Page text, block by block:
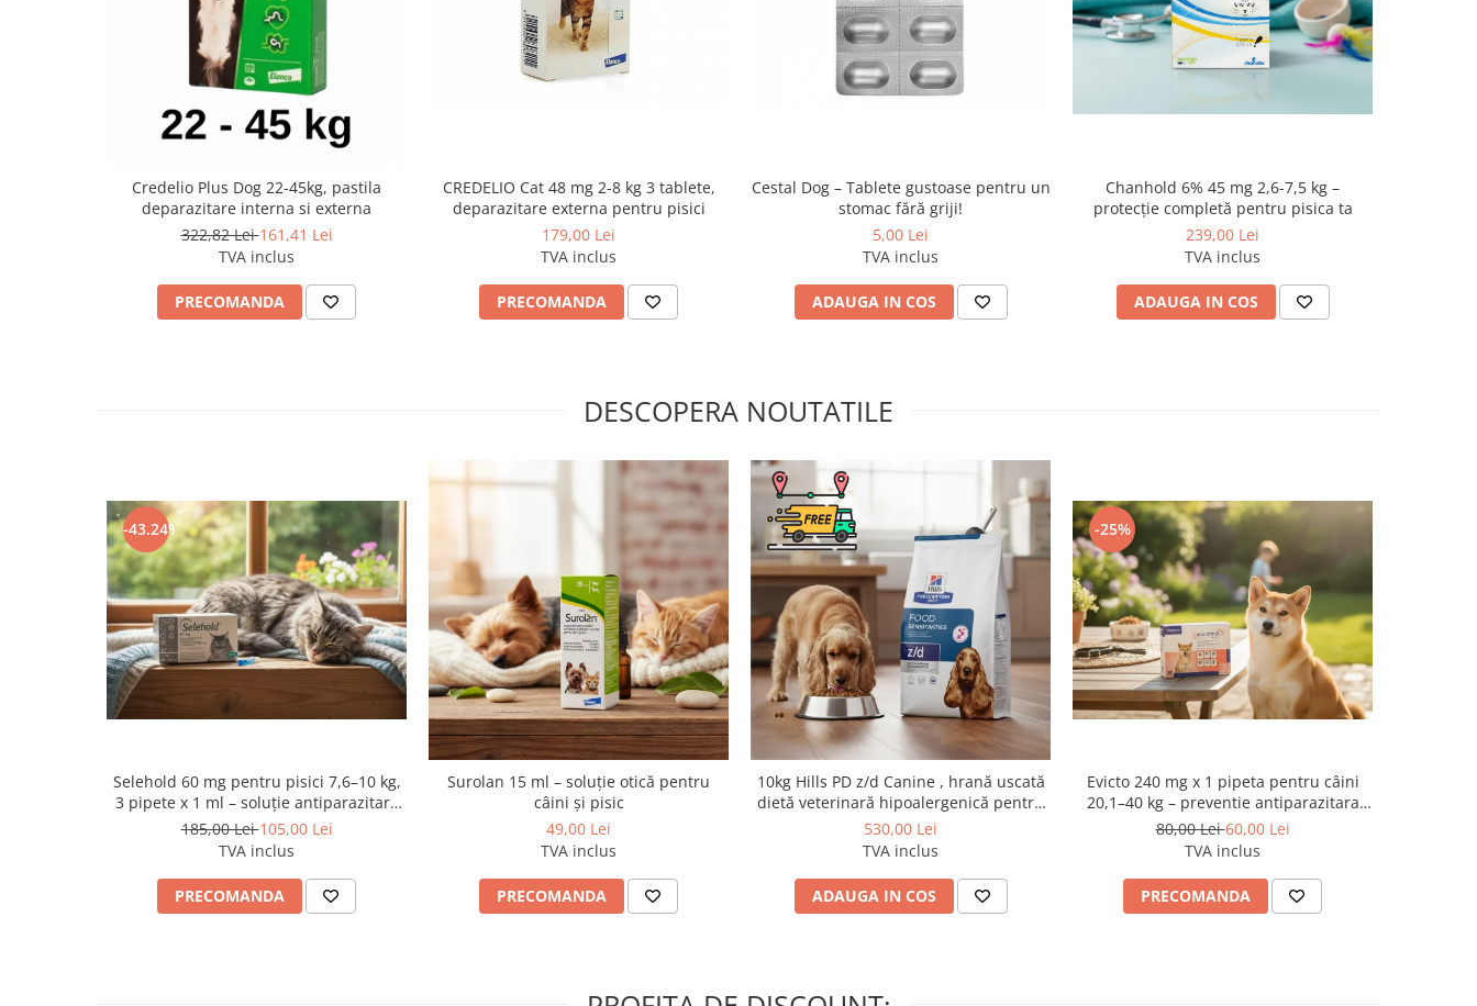
Credelio Plus Dog 22-45kg, pastila
deparazitare interna si externa
322,82 Lei161,41 Lei
TVA inclus
PRECOMANDA
CREDELIO Cat 48 mg 2-8 kg 3 tablete,
deparazitare externa pentru pisici
179,00 Lei
TVA inclus
PRECOMANDA
Cestal Dog – Tablete gustoase pentru un
stomac fără griji!
5,00 Lei
TVA inclus
ADAUGA IN COS
Chanhold 6% 45 mg 2,6-7,5 kg –
protecție completă pentru pisica ta
239,00 Lei
TVA inclus
ADAUGA IN COS
DESCOPERA NOUTATILE
-43.24%
Selehold 60 mg pentru pisici 7,6–10 kg,
3 pipete x 1 ml – soluție antiparazitară
spot-on
185,00 Lei105,00 Lei
TVA inclus
PRECOMANDA
Surolan 15 ml – soluție otică pentru
câini și pisic
49,00 Lei
TVA inclus
PRECOMANDA
10kg Hills PD z/d Canine , hrană uscată
dietă veterinară hipoalergenică pentru
câini
530,00 Lei
TVA inclus
ADAUGA IN COS
-25%
Evicto 240 mg x 1 pipeta pentru câini
20,1–40 kg – preventie antiparazitara
interna și externa cu selamectină
80,00 Lei60,00 Lei
TVA inclus
PRECOMANDA